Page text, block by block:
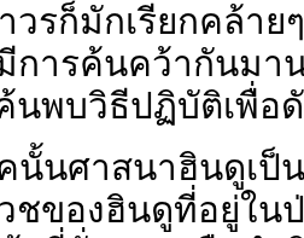
วรก็มักเรียกคล้
การค้นคว้ากันม
นพบวิธีปฏิบัติเพื่อ
นั้นศาสนาฮินดูเป็
ชของฮินดูที่อยู่ใ